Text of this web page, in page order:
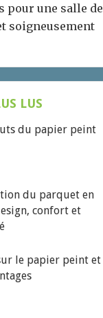
pour une salle de
soigneusement
LUS
du papier peint
du parquet en
confort et
le papier peint et